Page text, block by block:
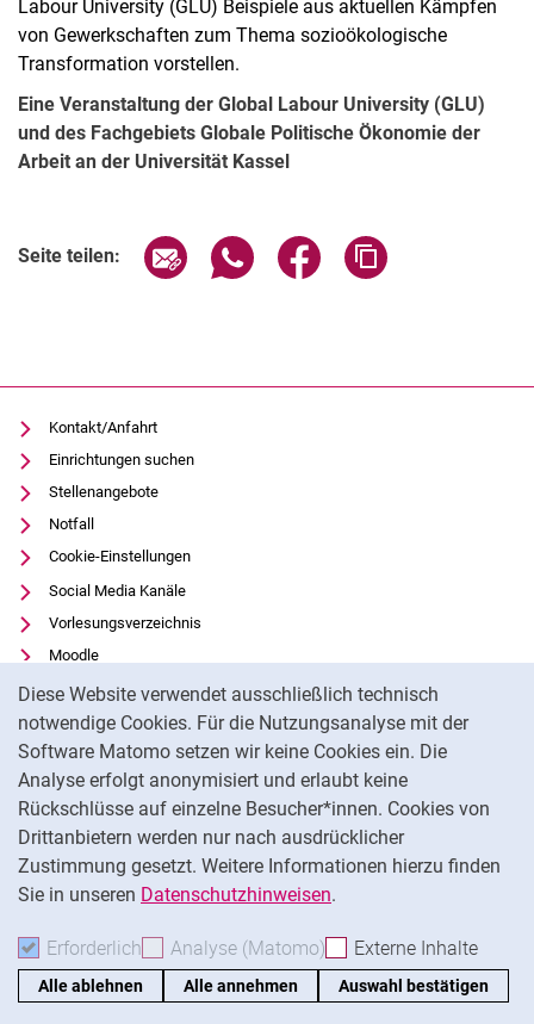
Diese Website verwendet ausschließlich technisch
notwendige Cookies. Für die Nutzungsanalyse mit der
Software Matomo setzen wir keine Cookies ein. Die
Analyse erfolgt anonymisiert und erlaubt keine
Rückschlüsse auf einzelne Besucher*innen. Cookies von
Drittanbietern werden nur nach ausdrücklicher
Zustimmung gesetzt. Weitere Informationen hierzu finden
Sie in unseren Datenschutzhinweisen.
Erforderlich Erforderliche Cookies akzeptieren
Analyse (Matomo) Analyse-Cookies
Externe Inhalte
Alle ablehnen Alle annehmen Auswahl bestätigen
Labour University (GLU) Beispiele aus aktuellen Kämpfen
von Gewerkschaften zum Thema sozioökologische
Transformation vorstellen.
Eine Veranstaltung der Global Labour University (GLU)
und des Fachgebiets Globale Politische Ökonomie der
Arbeit an der Universität Kassel
Seite teilen: Seite über E-Mail teilen
Seite über WhatsApp teilen
Seite über Facebook
Kontakt/Anfahrt
Einrichtungen suchen
Stellenangebote
Notfall
Cookie-Einstellungen
Social Media Kanäle
Vorlesungsverzeichnis
Moodle
Panopto
Universitätsbibliothek
Datenschutz
Barrierefreiheit
Transparenter KI-Einsatz
Impressum